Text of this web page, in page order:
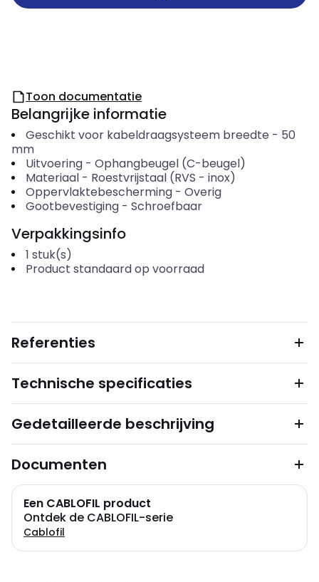
Toon documentatie
Belangrijke informatie
Geschikt voor kabeldraagsysteem breedte - 50
mm
Uitvoering- Ophangbeugel (C-beugel)
Materiaal- Roestvrijstaal (RVS - inox)
Oppervlaktebescherming- Overig
Gootbevestiging- Schroefbaar
Verpakkingsinfo
1 stuk(s)
Product standaard op voorraad
Referenties
Technische specificaties
Gedetailleerde beschrijving
Documenten
Een CABLOFIL product
Ontdek de CABLOFIL-serie
Cablofil